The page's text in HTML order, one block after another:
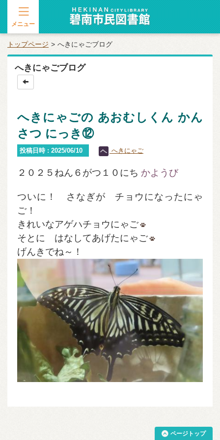
メニュー
トップページ へきにゃごブログ
へきにゃごブログ
へきにゃごの あおむしくん かん
さつ にっき⑫
投稿日時 : 2025/06/10 へきにゃご
２０２５ねん６がつ１０にち かようび
ついに！ さなぎが チョウになったにゃ
ご！
きれいなアゲハチョウにゃご
そとに はなしてあげたにゃご
げんきでね～！
ページトップ